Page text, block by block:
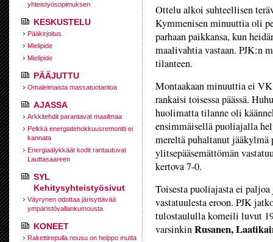
yhteistyösopimuksen
KESKUSTELU
Pääkirjoitus
Mielipide
Mielipide
PÄÄJUTTU
Omaleimaista massatuotantoa
AJASSA
Arkkitehdit parantavat maailmaa
Pelkkä energiatehokkuusremontti ei
kannata
Energiaälykkäät kodit rantautuvat
Lauttasaareen
SYL
Kehitysyhteistyösivut
Väyrynen odottaa järisyttävää
ympäristövallankumousta
KONEET
Rakettirepulla nousu on helppo mutta
Ottelu alkoi suhteellisen
Kymmenisen minuuttia oli
parhaan paikkansa, kun
maalivahtia vastaan. PJK:n
tilanteen.
Montaakaan minuuttia ei
rankaisi toisessa päässä.
huolimatta tilanne oli
ensimmäisellä puoliajalla
mereltä puhaltanut jääkylmä
ylitsepääsemättömän
kertova 7-0.
Toisesta puoliajasta ei
vastatuulesta eroon. PJK
tulostaululla komeili luvut
varsinkinRusanen,